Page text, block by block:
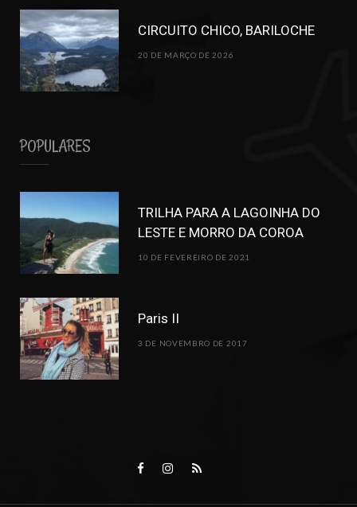
CIRCUITO CHICO, BARILOCHE
20 DE MARÇO DE 2026
POPULARES
TRILHA PARA A LAGOINHA DO
LESTE E MORRO DA COROA
10 DE FEVEREIRO DE 2021
Paris II
3 DE NOVEMBRO DE 2017